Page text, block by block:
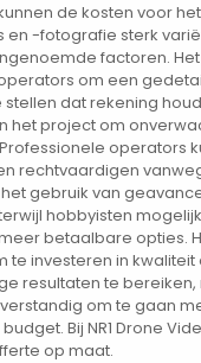
de kosten voor
en -fotografie sterk
factoren.
om een
dat rekening
het project om
operators
rechtvaardigen
gebruik van
hobbyisten
betaalbare opties.
te investeren in kwaliteit
resultaten te
om te gaan
Bij NR1 Drone
op maat.